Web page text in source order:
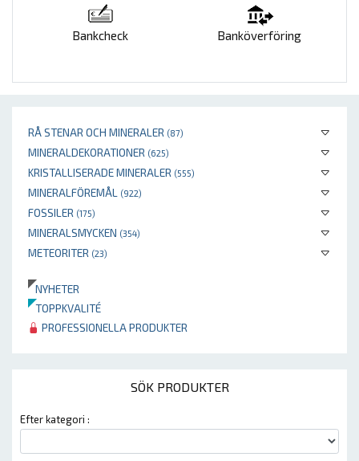
RÅ STENAR OCH MINERALER (87)
MINERALDEKORATIONER (625)
KRISTALLISERADE MINERALER (555)
MINERALFÖREMÅL (922)
FOSSILER (175)
MINERALSMYCKEN (354)
METEORITER (23)
NYHETER
TOPPKVALITÉ
PROFESSIONELLA PRODUKTER
SÖK PRODUKTER
Efter kategori :
Bankcheck Banköverföring